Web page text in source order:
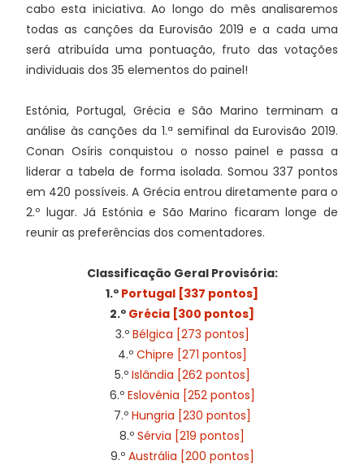
cabo esta iniciativa. Ao longo do mês analisaremos
todas as canções da Eurovisão 2019 e a cada uma
será atribuída uma pontuação, fruto das votações
individuais dos 35 elementos do painel!
Estónia, Portugal, Grécia e São Marino terminam a
análise às canções da 1.ª semifinal da Eurovisão 2019.
Conan Osíris conquistou o nosso painel e passa a
liderar a tabela de forma isolada. Somou 337 pontos
em 420 possíveis. A Grécia entrou diretamente para o
2.º lugar. Já Estónia e São Marino ficaram longe de
reunir as preferências dos comentadores.
Classificação Geral Provisória:
1.º Portugal [337 pontos]
2.º Grécia [300 pontos]
3.º Bélgica [273 pontos]
4.º Chipre [271 pontos]
5.º Islândia [262 pontos]
6.º Eslovénia [252 pontos]
7.º Hungria [230 pontos]
8.º Sérvia [219 pontos]
9.º Austrália [200 pontos]